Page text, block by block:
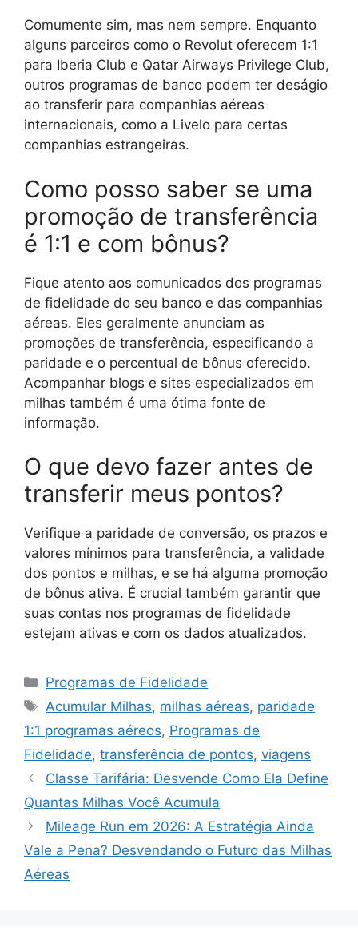
Comumente sim, mas nem sempre. Enquanto
alguns parceiros como o Revolut oferecem 1:1
para Iberia Club e Qatar Airways Privilege Club,
outros programas de banco podem ter deságio
ao transferir para companhias aéreas
internacionais, como a Livelo para certas
companhias estrangeiras.
Como posso saber se uma
promoção de transferência
é 1:1 e com bônus?
Fique atento aos comunicados dos programas
de fidelidade do seu banco e das companhias
aéreas. Eles geralmente anunciam as
promoções de transferência, especificando a
paridade e o percentual de bônus oferecido.
Acompanhar blogs e sites especializados em
milhas também é uma ótima fonte de
informação.
O que devo fazer antes de
transferir meus pontos?
Verifique a paridade de conversão, os prazos e
valores mínimos para transferência, a validade
dos pontos e milhas, e se há alguma promoção
de bônus ativa. É crucial também garantir que
suas contas nos programas de fidelidade
estejam ativas e com os dados atualizados.
Categorias
Programas de Fidelidade
Tags
Acumular Milhas, milhas aéreas, paridade
1:1 programas aéreos, Programas de
Fidelidade, transferência de pontos, viagens
Classe Tarifária: Desvende Como Ela Define
Quantas Milhas Você Acumula
Mileage Run em 2026: A Estratégia Ainda
Vale a Pena? Desvendando o Futuro das Milhas
Aéreas